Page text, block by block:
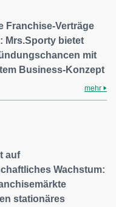
Franchise-Verträge
Mrs.Sporty bietet
mit
Business-Konzept
mehr
auf
Wachstum:
stationäres